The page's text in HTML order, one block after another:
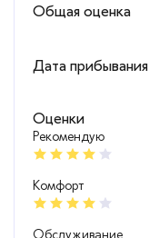
Общая оценка
Дата прибывания
Оценки
Рекомендую
Комфорт
Обслуживание